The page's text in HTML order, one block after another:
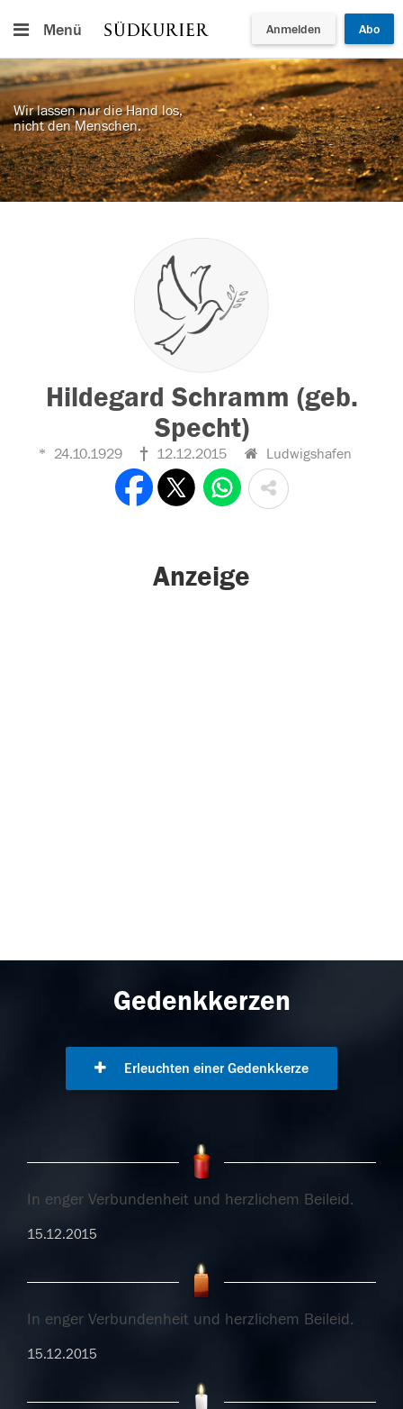
Menü Anmelden Abo
Wir lassen nur die Hand los,
nicht den Menschen.
Hildegard Schramm (geb.
Specht)
24.10.1929 12.12.2015 Ludwigshafen
Anzeige
Gedenkkerzen
Erleuchten einer Gedenkkerze
In enger Verbundenheit und herzlichem Beileid.
15.12.2015
In enger Verbundenheit und herzlichem Beileid.
15.12.2015